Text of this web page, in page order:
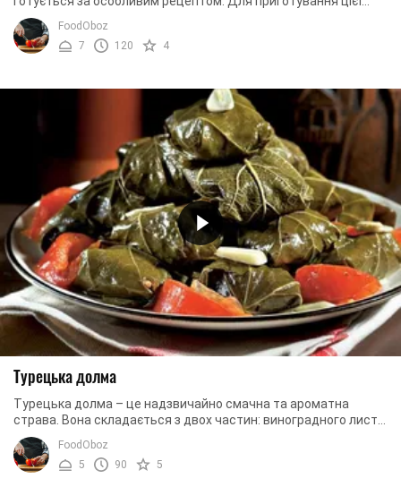
смакоти вам знадобляться виноградні ...
FoodOboz
7
120 4
Турецька долма
Турецька долма – це надзвичайно смачна та ароматна
страва. Вона складається з двох частин: виноградного листя
та оригінальної начинки. Наша начинка ...
FoodOboz
5
90 5